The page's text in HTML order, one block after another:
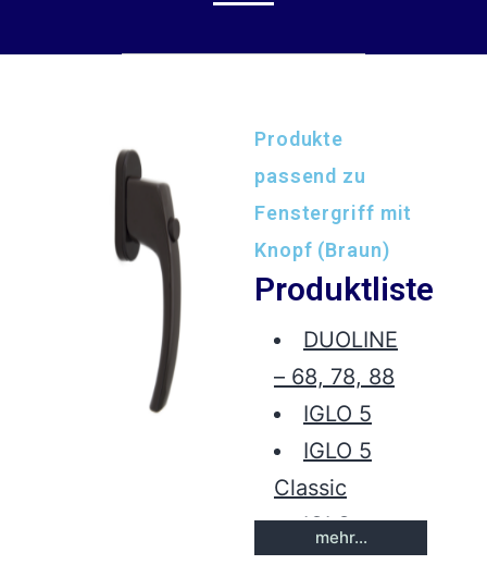
Produkte
passend zu
Fenstergriff mit
Knopf (Braun)
Produktliste
DUOLINE
– 68, 78, 88
IGLO 5
IGLO 5
Classic
IGLO
Energy
mehr...